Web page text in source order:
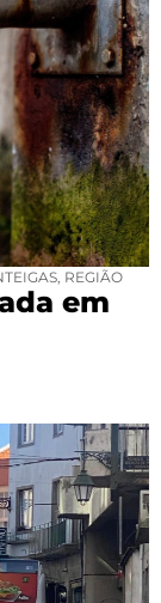
, REGIÃO
em